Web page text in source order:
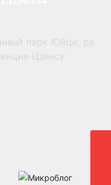
парк Юйци, ра
Цзянсу
0510-83887796